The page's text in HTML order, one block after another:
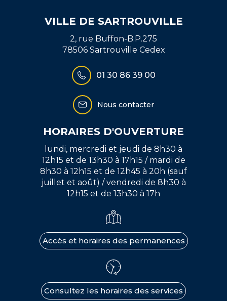
VILLE DE SARTROUVILLE
2, rue Buffon-B.P.275
78506 Sartrouville Cedex
01 30 86 39 00
Nous contacter
HORAIRES D'OUVERTURE
lundi, mercredi et jeudi de 8h30 à
12h15 et de 13h30 à 17h15 / mardi de
8h30 à 12h15 et de 12h45 à 20h (sauf
juillet et août) / vendredi de 8h30 à
12h15 et de 13h30 à 17h
Accès et horaires des permanences
Consultez les horaires des services